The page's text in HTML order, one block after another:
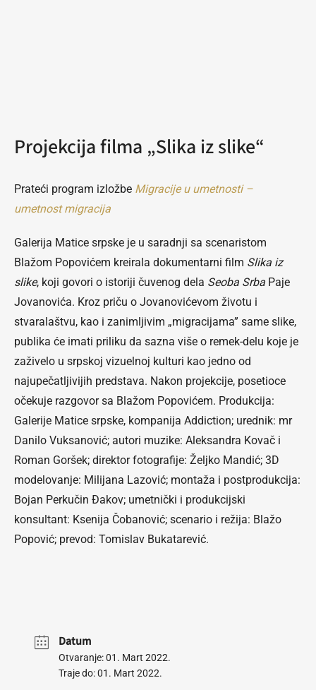
Projekcija filma „Slika iz slike“
Prateći program izložbe Migracije u umetnosti –
umetnost migracija
Galerija Matice srpske je u saradnji sa scenaristom
Blažom Popovićem kreirala dokumentarni film Slika iz
slike, koji govori o istoriji čuvenog dela Seoba Srba Paje
Jovanovića. Kroz priču o Jovanovićevom životu i
stvaralaštvu, kao i zanimljivim „migracijama” same slike,
publika će imati priliku da sazna više o remek-delu koje je
zaživelo u srpskoj vizuelnoj kulturi kao jedno od
najupečatljivijih predstava. Nakon projekcije, posetioce
očekuje razgovor sa Blažom Popovićem. Produkcija:
Galerije Matice srpske, kompanija Addiction; urednik: mr
Danilo Vuksanović; autori muzike: Aleksandra Kovač i
Roman Goršek; direktor fotografije: Željko Mandić; 3D
modelovanje: Milijana Lazović; montaža i postprodukcija:
Bojan Perkučin Đakov; umetnički i produkcijski
konsultant: Ksenija Čobanović; scenario i režija: Blažo
Popović; prevod: Tomislav Bukatarević.
Datum
Otvaranje: 01. Mart 2022.
Traje do: 01. Mart 2022.